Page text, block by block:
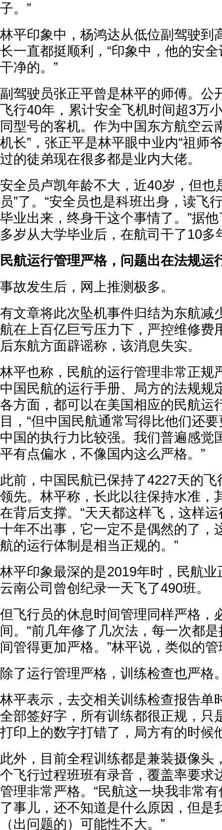
子。”
林平印象中，杨鸿达从低位副驾驶到
长一直都挺顺利，“印象中，他的安
干净的。”
副驾驶员张正平曾是林平的师傅。公
飞行40年，累计安全飞机时间超3万
同型号的客机。作为中国东方航空云
机长”，张正平是林平眼中业内“祖师
过的徒弟现在很多都是业内大佬。
安全员卢凯年龄不大，近40岁，但也
员”了。“安全员也是科班出身，读飞
毕业出来，终身干这个事情了。”据
多岁从大学毕业后，在航司干了10多
民航运行管理严格，问题出在法规运
事故发生后，网上推测极多。
有文章将此次坠机事件归结为东航减
航在上百亿巨亏压力下，严控维修费
后东航方面辟谣称，该消息失实。
林平也称，民航的运行管理非常正规
中国民航的运行手册、局方的法规规
各方面，都可以在美国相应的民航运
目，“但中国民航通常写得比他们还
中国的执行力比较强。我们普遍感觉
平有点偏水，不像国内这么严格。”
此前，中国民航已保持了4227天的
领先。林平称，长此以往保持水准，
在背后支撑。“天天都这样飞，这样
十年不出事，它一定不是偶然的了，
航的运行体制是相当正规的。”
林平印象最深的是2019年时，民航
云南公司曾创纪录一天飞了490班。
但飞行员的休息时间管理同样严格，
间。“前几年修了几次法，每一次都
间管得更加严格。”林平说，类似的
除了运行管理严格，训练检查也严格
林平表示，去交相关训练检查报告单
全部签好字，所有训练都很正规，只
打印上的数字打错了，局方有的时候
此外，目前全程训练都是兼装摄像头
个飞行过程班班有录音，覆盖率要求
管理非常严格。“民航这一块我非常
了事儿，还不知道是什么原因，但是
（出问题的）可能性不大。”